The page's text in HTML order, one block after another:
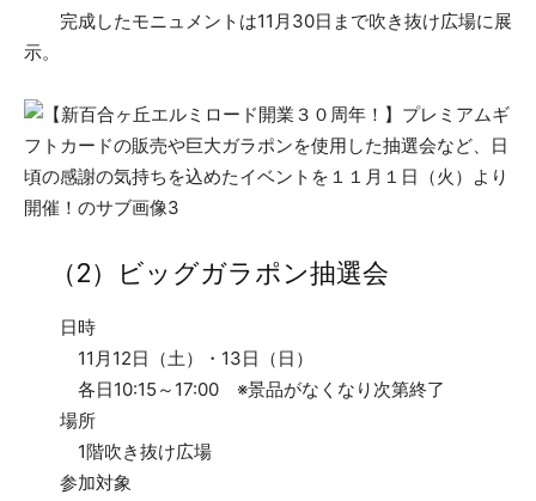
完成したモニュメントは11月30日まで吹き抜け広場に展
示。
（2）ビッグガラポン抽選会
日時
11月12日（土）・13日（日）
各日10:15～17:00 ※景品がなくなり次第終了
場所
1階吹き抜け広場
参加対象